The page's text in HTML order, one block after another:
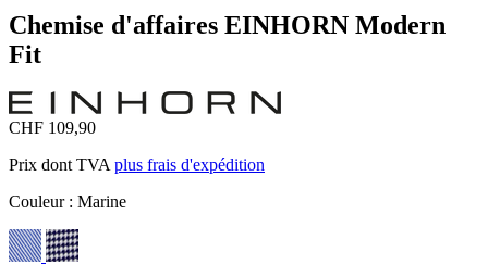
Chemise d'affaires EINHORN Modern
Fit
CHF 109,90
Prix dont TVA plus frais d'expédition
Couleur : Marine